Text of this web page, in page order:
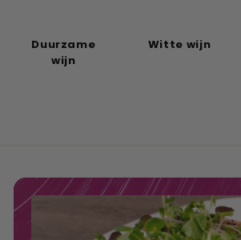
Duurzame
wijn
Witte wijn